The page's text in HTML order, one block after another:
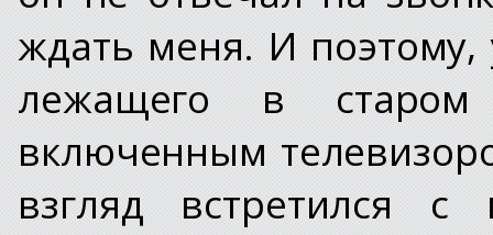
ждать меня. И
лежащего в
включенным
взгляд встретился